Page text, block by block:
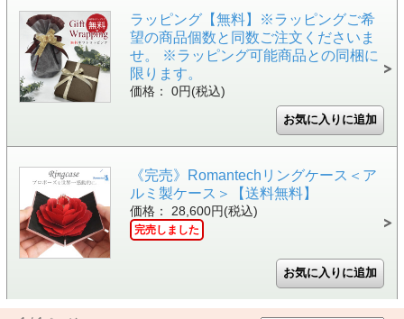
ラッピング【無料】※ラッピングご希
望の商品個数と同数ご注文くださいま
せ。 ※ラッピング可能商品との同梱に
限ります。
価格： 0円(税込)
《完売》Romantechリングケース＜ア
ルミ製ケース＞【送料無料】
価格： 28,600円(税込)
完売しました